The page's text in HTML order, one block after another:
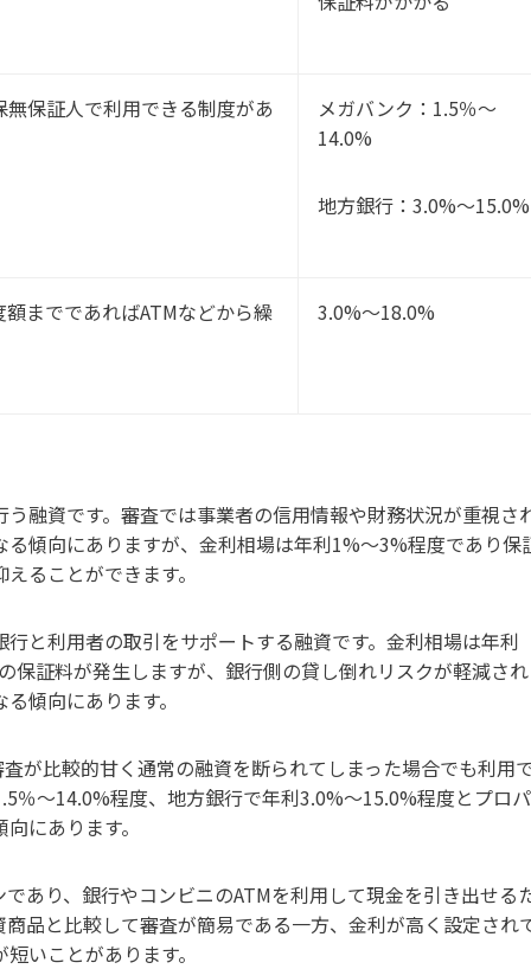
保証人で利用できる制度があ
メガバンク：1.5％～
14.0%
地方銀行：3.0%～15.0%
までであればATMなどから繰 3.0%～18.0%
融資です。審査では事業者の信用情報や財務状況が重視さ
傾向にありますが、金利相場は年利1%～3%程度であり保
ることができます。
と利用者の取引をサポートする融資です。金利相場は年利
保証料が発生しますが、銀行側の貸し倒れリスクが軽減さ
傾向にあります。
が比較的甘く通常の融資を断られてしまった場合でも利用
％〜14.0%程度、地方銀行で年利3.0%〜15.0%程度とプロ
にあります。
あり、銀行やコンビニのATMを利用して現金を引き出せる
品と比較して審査が簡易である一方、金利が高く設定され
いことがあります。